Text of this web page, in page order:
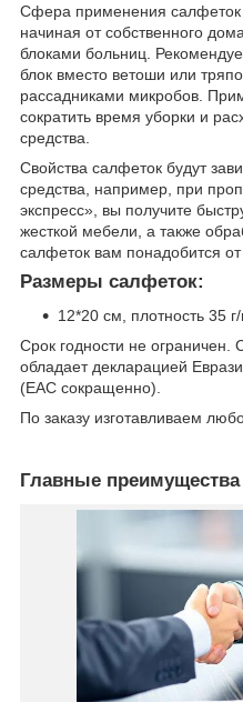
Сфера применения
начиная от собственного
блоками больниц.
блок вместо ветоши или
рассадниками микробов.
сократить время уборки и
средства.
Свойства салфеток будут
средства, например, при
экспресс», вы получите
жесткой мебели, а также
салфеток вам понадобится
Размеры салфеток:
12*20 см, плотность 35
Срок годности не
обладает декларацией
(EAC сокращенно).
По заказу изготавливаем
Главные преимущества